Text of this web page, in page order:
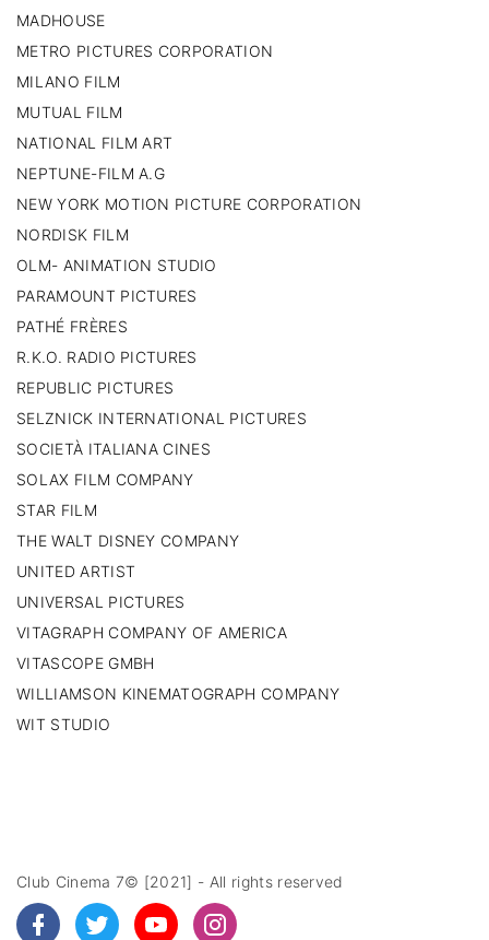
MADHOUSE
METRO PICTURES CORPORATION
MILANO FILM
MUTUAL FILM
NATIONAL FILM ART
NEPTUNE-FILM A.G
NEW YORK MOTION PICTURE CORPORATION
NORDISK FILM
OLM- ANIMATION STUDIO
PARAMOUNT PICTURES
PATHÉ FRÈRES
R.K.O. RADIO PICTURES
REPUBLIC PICTURES
SELZNICK INTERNATIONAL PICTURES
SOCIETÀ ITALIANA CINES
SOLAX FILM COMPANY
STAR FILM
THE WALT DISNEY COMPANY
UNITED ARTIST
UNIVERSAL PICTURES
VITAGRAPH COMPANY OF AMERICA
VITASCOPE GMBH
WILLIAMSON KINEMATOGRAPH COMPANY
WIT STUDIO
Club Cinema 7© [2021] - All rights reserved